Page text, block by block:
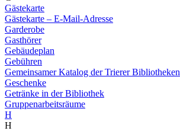
Gästekarte
Gästekarte – E-Mail-Adresse
Garderobe
Gasthörer
Gebäudeplan
Gebühren
Gemeinsamer Katalog der Trierer Bibliotheken
Geschenke
Getränke in der Bibliothek
Gruppenarbeitsräume
H
H